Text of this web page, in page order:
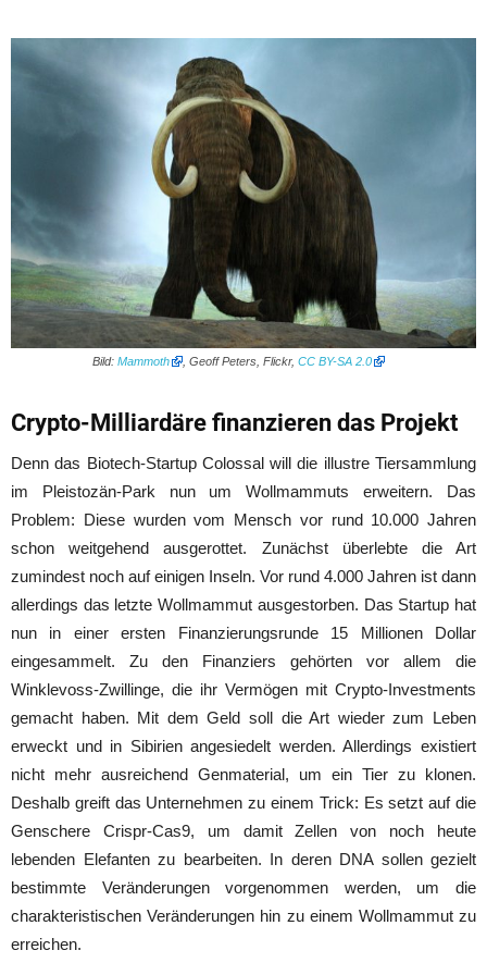
Bild: Mammoth , Geoff Peters, Flickr, CC BY-SA 2.0
Crypto-Milliardäre finanzieren das Projekt
Denn das Biotech-Startup Colossal will die illustre Tiersammlung
im Pleistozän-Park nun um Wollmammuts erweitern. Das
Problem: Diese wurden vom Mensch vor rund 10.000 Jahren
schon weitgehend ausgerottet. Zunächst überlebte die Art
zumindest noch auf einigen Inseln. Vor rund 4.000 Jahren ist dann
allerdings das letzte Wollmammut ausgestorben. Das Startup hat
nun in einer ersten Finanzierungsrunde 15 Millionen Dollar
eingesammelt. Zu den Finanziers gehörten vor allem die
Winklevoss-Zwillinge, die ihr Vermögen mit Crypto-Investments
gemacht haben. Mit dem Geld soll die Art wieder zum Leben
erweckt und in Sibirien angesiedelt werden. Allerdings existiert
nicht mehr ausreichend Genmaterial, um ein Tier zu klonen.
Deshalb greift das Unternehmen zu einem Trick: Es setzt auf die
Genschere Crispr-Cas9, um damit Zellen von noch heute
lebenden Elefanten zu bearbeiten. In deren DNA sollen gezielt
bestimmte Veränderungen vorgenommen werden, um die
charakteristischen Veränderungen hin zu einem Wollmammut zu
erreichen.